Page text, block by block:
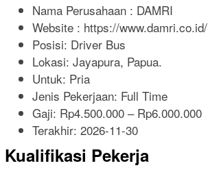
Nama Perusahaan : DAMRI
Website : https://www.damri.co.id/
Posisi: Driver Bus
Lokasi: Jayapura, Papua.
Untuk: Pria
Jenis Pekerjaan: Full Time
Gaji: Rp4.500.000 – Rp6.000.000
Terakhir: 2026-11-30
Kualifikasi Pekerja